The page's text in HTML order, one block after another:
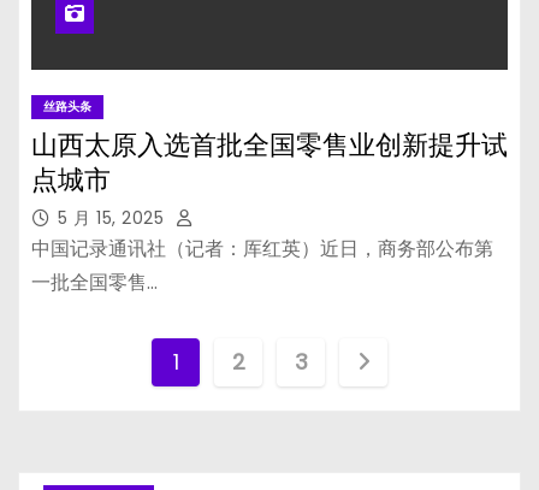
丝路头条
山西太原入选首批全国零售业创新提升试
点城市
5 月 15, 2025
中国记录通讯社（记者：厍红英）近日，商务部公布第
一批全国零售…
文1 2 3